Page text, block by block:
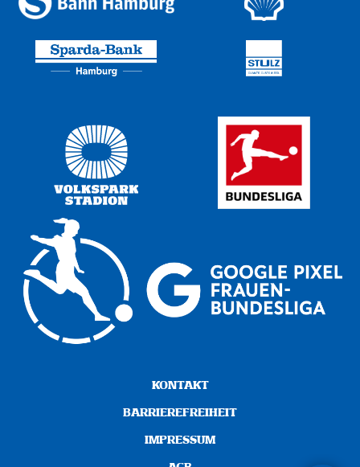
KONTAKT
BARRIEREFREIHEIT
IMPRESSUM